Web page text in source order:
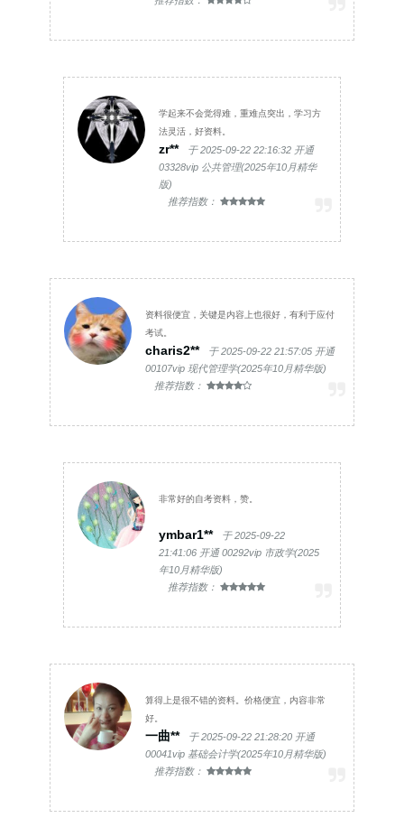
学起来不会觉得难，重难点突出，学习方
法灵活，好资料。
zr**
于 2025-09-22 22:16:32 开通
03328vip 公共管理(2025年10月精华
版)
推荐指数：
资料很便宜，关键是内容上也很好，有利于应付
考试。
charis2**
于 2025-09-22 21:57:05 开通
00107vip 现代管理学(2025年10月精华版)
推荐指数：
非常好的自考资料，赞。
ymbar1**
于 2025-09-22
21:41:06 开通 00292vip 市政学(2025
年10月精华版)
推荐指数：
算得上是很不错的资料。价格便宜，内容非常
好。
一曲**
于 2025-09-22 21:28:20 开通
00041vip 基础会计学(2025年10月精华版)
推荐指数：